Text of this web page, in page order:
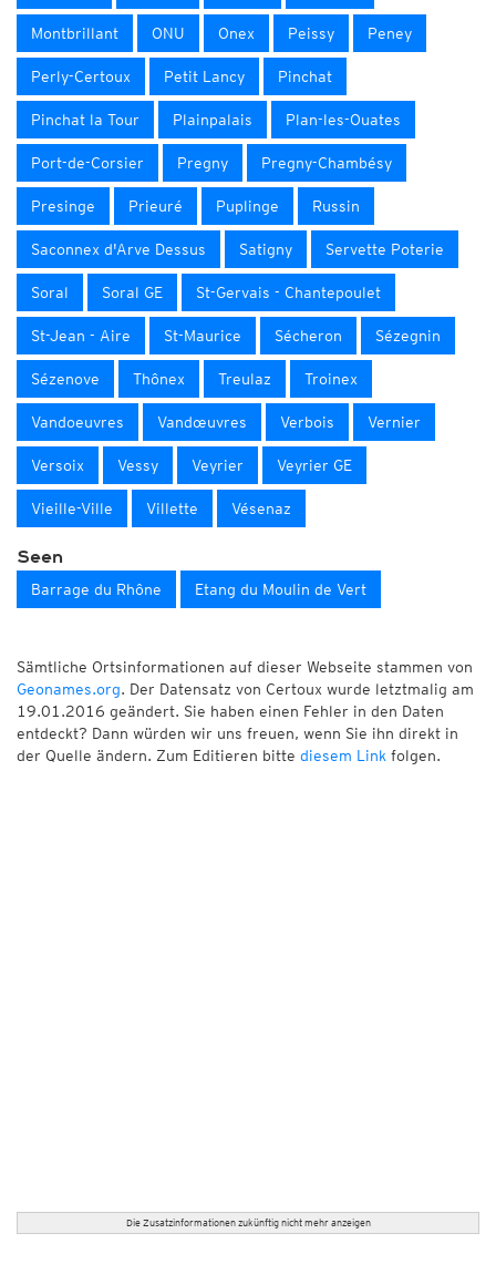
Montbrillant ONU Onex Peissy Peney
Perly-Certoux Petit Lancy Pinchat
Pinchat la Tour Plainpalais Plan-les-Ouates
Port-de-Corsier Pregny Pregny-Chambésy
Presinge Prieuré Puplinge Russin
Saconnex d'Arve Dessus Satigny Servette Poterie
Soral Soral GE St-Gervais - Chantepoulet
St-Jean - Aire St-Maurice Sécheron Sézegnin
Sézenove Thônex Treulaz Troinex
Vandoeuvres Vandœuvres Verbois Vernier
Versoix Vessy Veyrier Veyrier GE
Vieille-Ville Villette Vésenaz
Seen
Barrage du Rhône Etang du Moulin de Vert
Sämtliche Ortsinformationen auf dieser Webseite stammen von
Geonames.org. Der Datensatz von Certoux wurde letztmalig am
19.01.2016 geändert. Sie haben einen Fehler in den Daten
entdeckt? Dann würden wir uns freuen, wenn Sie ihn direkt in
der Quelle ändern. Zum Editieren bitte diesem Link folgen.
Die Zusatzinformationen zukünftig nicht mehr anzeigen